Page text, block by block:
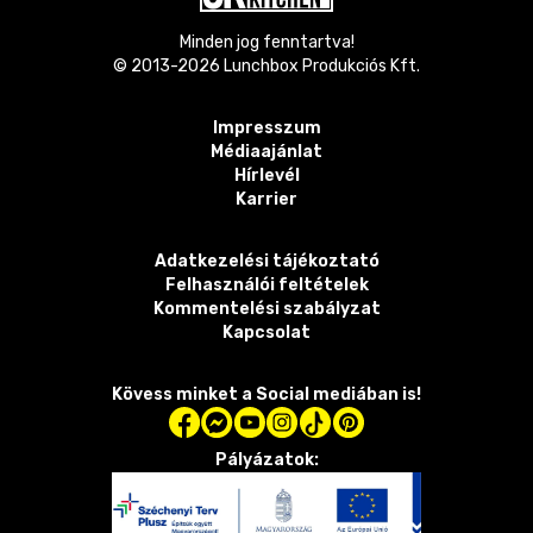
Minden jog fenntartva!
© 2013-2026 Lunchbox Produkciós Kft.
Impresszum
Médiaajánlat
Hírlevél
Karrier
Adatkezelési tájékoztató
Felhasználói feltételek
Kommentelési szabályzat
Kapcsolat
Kövess minket a Social mediában is!
Pályázatok: